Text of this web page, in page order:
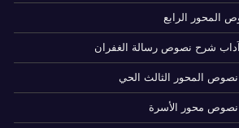
المحور الرابع
آداب شرح نصوص رسالة الغفران
المحور الثالث الحي
محور الأسرة